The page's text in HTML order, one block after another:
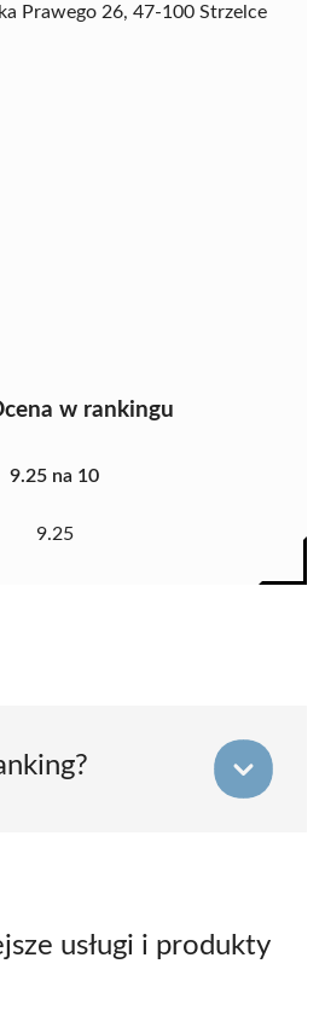
Prawego 26, 47-100 Strzelce
w rankingu
9.25 na 10
9.25
usługi i produkty